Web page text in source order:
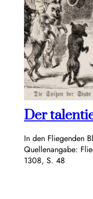
Der
In den Fliegenden
Quellenangabe:
1308, S. 48